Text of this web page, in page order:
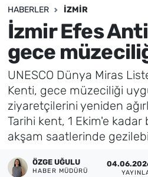
HABERLER İZMIR
İzmir Efes
gece
UNESCO Dünya Miras
Kenti, gece müzeciliği
ziyaretçilerini yeniden
Tarihi kent, 1 Ekim'e
akşam saatlerinde
ÖZGE UĞULU
HABER MÜDÜRÜ
Asayiş / Polis-Adliye
Magazin
Foto Galeri
Künye
İletişim